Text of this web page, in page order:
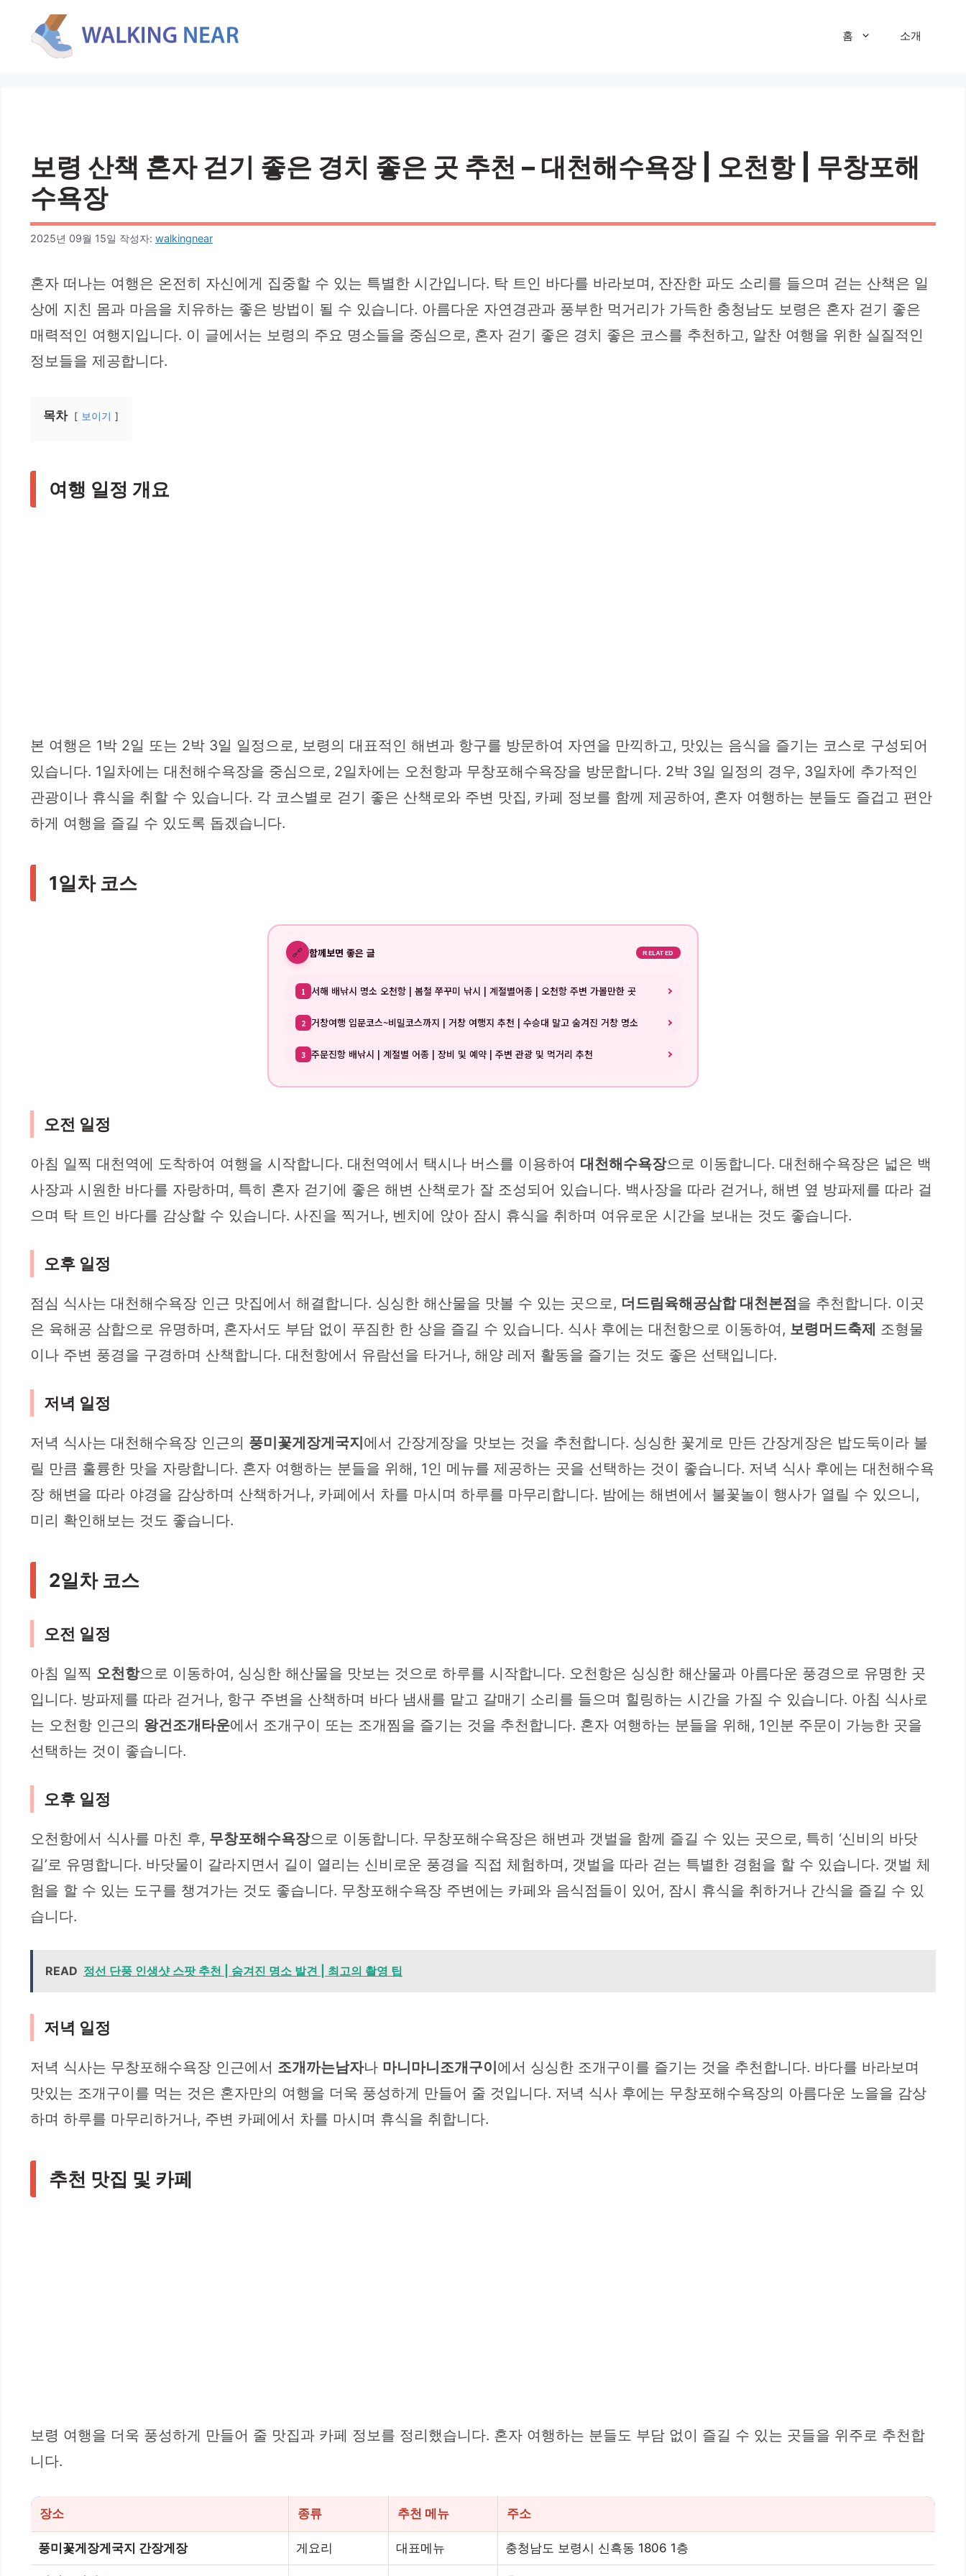
홈 소개
보령 산책 혼자 걷기 좋은 경치 좋은 곳 추천 – 대천해수욕장 | 오천항 | 무창포해
수욕장
2025년 09월 15일 작성자: walkingnear
혼자 떠나는 여행은 온전히 자신에게 집중할 수 있는 특별한 시간입니다. 탁 트인 바다를 바라보며, 잔잔한 파도 소리를 들으며 걷는 산책은 일
상에 지친 몸과 마음을 치유하는 좋은 방법이 될 수 있습니다. 아름다운 자연경관과 풍부한 먹거리가 가득한 충청남도 보령은 혼자 걷기 좋은
매력적인 여행지입니다. 이 글에서는 보령의 주요 명소들을 중심으로, 혼자 걷기 좋은 경치 좋은 코스를 추천하고, 알찬 여행을 위한 실질적인
정보들을 제공합니다.
목차 보이기
여행 일정 개요
본 여행은 1박 2일 또는 2박 3일 일정으로, 보령의 대표적인 해변과 항구를 방문하여 자연을 만끽하고, 맛있는 음식을 즐기는 코스로 구성되어
있습니다. 1일차에는 대천해수욕장을 중심으로, 2일차에는 오천항과 무창포해수욕장을 방문합니다. 2박 3일 일정의 경우, 3일차에 추가적인
관광이나 휴식을 취할 수 있습니다. 각 코스별로 걷기 좋은 산책로와 주변 맛집, 카페 정보를 함께 제공하여, 혼자 여행하는 분들도 즐겁고 편안
하게 여행을 즐길 수 있도록 돕겠습니다.
1일차 코스
🔗 함께보면 좋은 글 RELATED
1 서해 배낚시 명소 오천항 | 봄철 쭈꾸미 낚시 | 계절별어종 | 오천항 주변 가볼만한 곳
2 거창여행 입문코스~비밀코스까지 | 거창 여행지 추천 | 수승대 말고 숨겨진 거창 명소
3 주문진항 배낚시 | 계절별 어종 | 장비 및 예약 | 주변 관광 및 먹거리 추천
오전 일정
아침 일찍 대천역에 도착하여 여행을 시작합니다. 대천역에서 택시나 버스를 이용하여 대천해수욕장으로 이동합니다. 대천해수욕장은 넓은 백
사장과 시원한 바다를 자랑하며, 특히 혼자 걷기에 좋은 해변 산책로가 잘 조성되어 있습니다. 백사장을 따라 걷거나, 해변 옆 방파제를 따라 걸
으며 탁 트인 바다를 감상할 수 있습니다. 사진을 찍거나, 벤치에 앉아 잠시 휴식을 취하며 여유로운 시간을 보내는 것도 좋습니다.
오후 일정
점심 식사는 대천해수욕장 인근 맛집에서 해결합니다. 싱싱한 해산물을 맛볼 수 있는 곳으로, 더드림육해공삼합 대천본점을 추천합니다. 이곳
은 육해공 삼합으로 유명하며, 혼자서도 부담 없이 푸짐한 한 상을 즐길 수 있습니다. 식사 후에는 대천항으로 이동하여, 보령머드축제 조형물
이나 주변 풍경을 구경하며 산책합니다. 대천항에서 유람선을 타거나, 해양 레저 활동을 즐기는 것도 좋은 선택입니다.
저녁 일정
저녁 식사는 대천해수욕장 인근의 풍미꽃게장게국지에서 간장게장을 맛보는 것을 추천합니다. 싱싱한 꽃게로 만든 간장게장은 밥도둑이라 불
릴 만큼 훌륭한 맛을 자랑합니다. 혼자 여행하는 분들을 위해, 1인 메뉴를 제공하는 곳을 선택하는 것이 좋습니다. 저녁 식사 후에는 대천해수욕
장 해변을 따라 야경을 감상하며 산책하거나, 카페에서 차를 마시며 하루를 마무리합니다. 밤에는 해변에서 불꽃놀이 행사가 열릴 수 있으니,
미리 확인해보는 것도 좋습니다.
2일차 코스
오전 일정
아침 일찍 오천항으로 이동하여, 싱싱한 해산물을 맛보는 것으로 하루를 시작합니다. 오천항은 싱싱한 해산물과 아름다운 풍경으로 유명한 곳
입니다. 방파제를 따라 걷거나, 항구 주변을 산책하며 바다 냄새를 맡고 갈매기 소리를 들으며 힐링하는 시간을 가질 수 있습니다. 아침 식사로
는 오천항 인근의 왕건조개타운에서 조개구이 또는 조개찜을 즐기는 것을 추천합니다. 혼자 여행하는 분들을 위해, 1인분 주문이 가능한 곳을
선택하는 것이 좋습니다.
오후 일정
오천항에서 식사를 마친 후, 무창포해수욕장으로 이동합니다. 무창포해수욕장은 해변과 갯벌을 함께 즐길 수 있는 곳으로, 특히 ‘신비의 바닷
길’로 유명합니다. 바닷물이 갈라지면서 길이 열리는 신비로운 풍경을 직접 체험하며, 갯벌을 따라 걷는 특별한 경험을 할 수 있습니다. 갯벌 체
험을 할 수 있는 도구를 챙겨가는 것도 좋습니다. 무창포해수욕장 주변에는 카페와 음식점들이 있어, 잠시 휴식을 취하거나 간식을 즐길 수 있
습니다.
READ 정선 단풍 인생샷 스팟 추천 | 숨겨진 명소 발견 | 최고의 촬영 팁
저녁 일정
저녁 식사는 무창포해수욕장 인근에서 조개까는남자나 마니마니조개구이에서 싱싱한 조개구이를 즐기는 것을 추천합니다. 바다를 바라보며
맛있는 조개구이를 먹는 것은 혼자만의 여행을 더욱 풍성하게 만들어 줄 것입니다. 저녁 식사 후에는 무창포해수욕장의 아름다운 노을을 감상
하며 하루를 마무리하거나, 주변 카페에서 차를 마시며 휴식을 취합니다.
추천 맛집 및 카페
보령 여행을 더욱 풍성하게 만들어 줄 맛집과 카페 정보를 정리했습니다. 혼자 여행하는 분들도 부담 없이 즐길 수 있는 곳들을 위주로 추천합
니다.
장소 종류 추천 메뉴 주소
풍미꽃게장게국지 간장게장 게요리 대표메뉴 충청남도 보령시 신흑동 1806 1층